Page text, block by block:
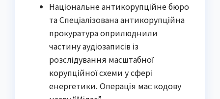
Національне антикорупційне бюро
та Спеціалізована антикорупційна
прокуратура оприлюднили
частину аудіозаписів із
розслідування масштабної
корупційної схеми у сфері
енергетики. Операція має кодову